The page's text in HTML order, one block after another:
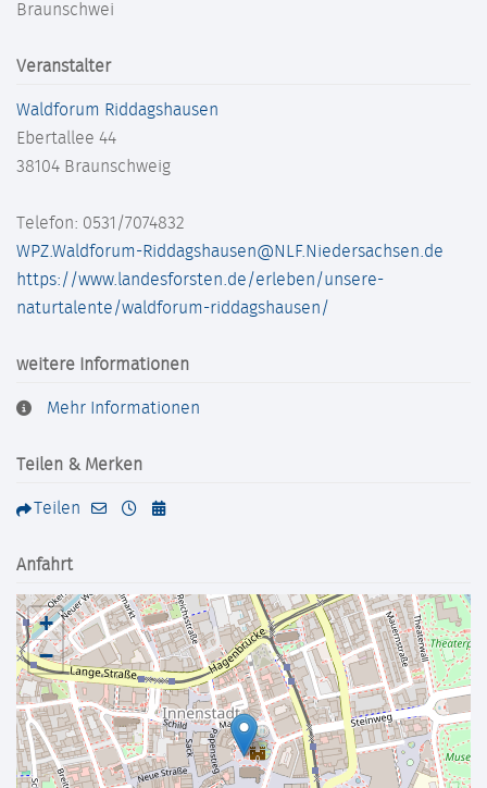
Braunschwei
Veranstalter
Waldforum Riddagshausen
Ebertallee 44
38104 Braunschweig
Telefon: 0531/7074832
WPZ.Waldforum-Riddagshausen@NLF.Niedersachsen.de
https://www.landesforsten.de/erleben/unsere-
naturtalente/waldforum-riddagshausen/
weitere Informationen
Mehr Informationen
Teilen & Merken
Teilen
Anfahrt
+
−